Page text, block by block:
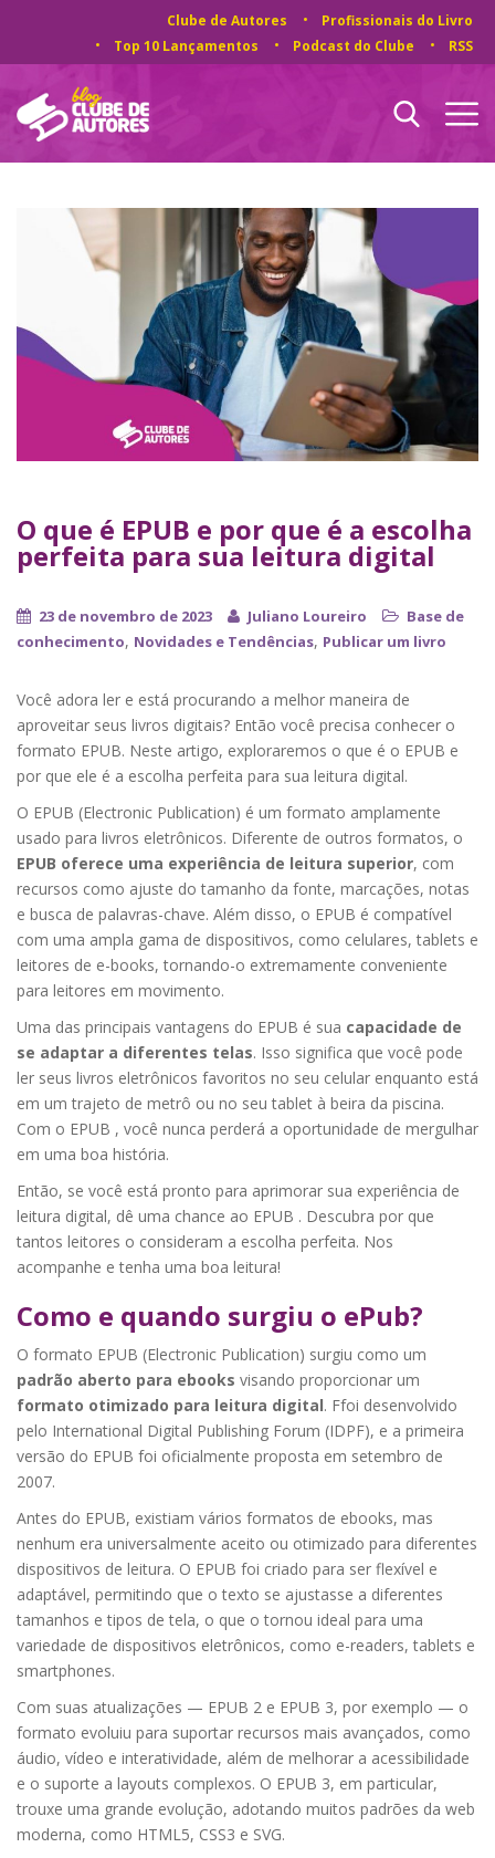
Clube de Autores
Profissionais do Livro
Top 10 Lançamentos
Podcast do Clube RSS
O que é EPUB e por que é a escolha
perfeita para sua leitura digital
23 de novembro de 2023 Juliano Loureiro
Base de
conhecimento, Novidades e Tendências, Publicar um livro
Você adora ler e está procurando a melhor maneira de
aproveitar seus livros digitais? Então você precisa conhecer o
formato EPUB. Neste artigo, exploraremos o que é o EPUB e
por que ele é a escolha perfeita para sua leitura digital.
O EPUB (Electronic Publication) é um formato amplamente
usado para livros eletrônicos. Diferente de outros formatos, o
EPUB oferece uma experiência de leitura superior, com
recursos como ajuste do tamanho da fonte, marcações, notas
e busca de palavras-chave. Além disso, o EPUB é compatível
com uma ampla gama de dispositivos, como celulares, tablets e
leitores de e-books, tornando-o extremamente conveniente
para leitores em movimento.
Uma das principais vantagens do EPUB é sua capacidade de
se adaptar a diferentes telas. Isso significa que você pode
ler seus livros eletrônicos favoritos no seu celular enquanto está
em um trajeto de metrô ou no seu tablet à beira da piscina.
Com o EPUB , você nunca perderá a oportunidade de mergulhar
em uma boa história.
Então, se você está pronto para aprimorar sua experiência de
leitura digital, dê uma chance ao EPUB . Descubra por que
tantos leitores o consideram a escolha perfeita. Nos
acompanhe e tenha uma boa leitura!
Como e quando surgiu o ePub?
O formato EPUB (Electronic Publication) surgiu como um
padrão aberto para ebooks visando proporcionar um
formato otimizado para leitura digital. Ffoi desenvolvido
pelo International Digital Publishing Forum (IDPF), e a primeira
versão do EPUB foi oficialmente proposta em setembro de
2007.
Antes do EPUB, existiam vários formatos de ebooks, mas
nenhum era universalmente aceito ou otimizado para diferentes
dispositivos de leitura. O EPUB foi criado para ser flexível e
adaptável, permitindo que o texto se ajustasse a diferentes
tamanhos e tipos de tela, o que o tornou ideal para uma
variedade de dispositivos eletrônicos, como e-readers, tablets e
smartphones.
Com suas atualizações — EPUB 2 e EPUB 3, por exemplo — o
formato evoluiu para suportar recursos mais avançados, como
áudio, vídeo e interatividade, além de melhorar a acessibilidade
e o suporte a layouts complexos. O EPUB 3, em particular,
trouxe uma grande evolução, adotando muitos padrões da web
moderna, como HTML5, CSS3 e SVG.